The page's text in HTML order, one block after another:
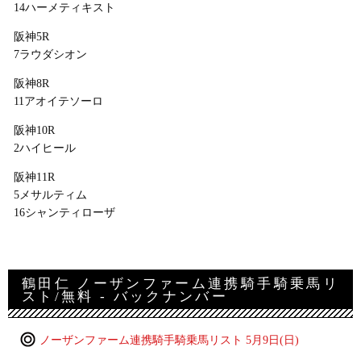
14ハーメティキスト
阪神5R
7ラウダシオン
阪神8R
11アオイテソーロ
阪神10R
2ハイヒール
阪神11R
5メサルティム
16シャンティローザ
鶴田仁 ノーザンファーム連携騎手騎乗馬リ
スト/無料 - バックナンバー
ノーザンファーム連携騎手騎乗馬リスト 5月9日(日)